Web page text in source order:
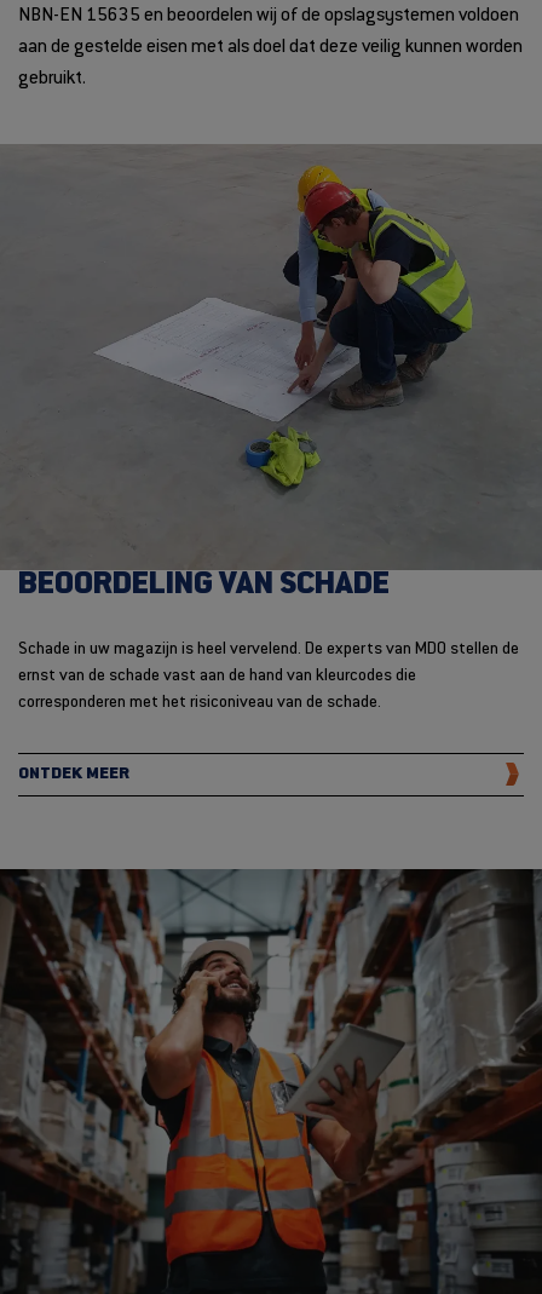
NBN-EN 15635 en beoordelen wij of de opslagsystemen voldoen
aan de gestelde eisen met als doel dat deze veilig kunnen worden
gebruikt.
BEOORDELING VAN SCHADE
Schade in uw magazijn is heel vervelend. De experts van MDO stellen de
ernst van de schade vast aan de hand van kleurcodes die
corresponderen met het risiconiveau van de schade.
ONTDEK MEER